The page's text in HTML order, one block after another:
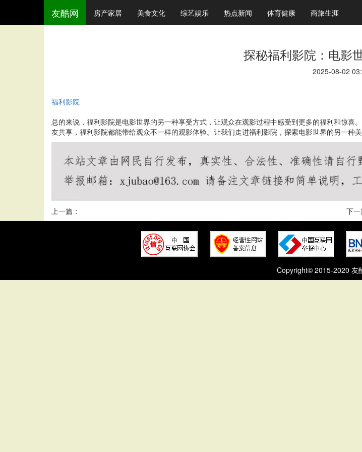
友酷网 房产家居 美食文化 综艺娱乐 热点新闻 体育健康 商旅生涯
探秘福利影院：电影
2025-08-02
福利影院
总的来说，福利影院是电影世界的另一种享受方式，让观众在观影过程中感受到更多的福利和惊
友共享，福利影院都能带给观众不一样的观影体验。让我们走进福利影院，探索电影世界的另一种美
上一篇： 下一
Copyright© 2015-2020 友